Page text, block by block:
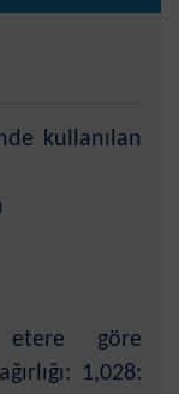
kullanılan
etere göre
1,028: